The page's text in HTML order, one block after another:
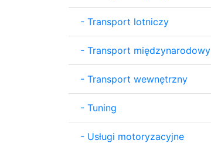
- Transport lotniczy
- Transport międzynarodowy
- Transport wewnętrzny
- Tuning
- Usługi motoryzacyjne